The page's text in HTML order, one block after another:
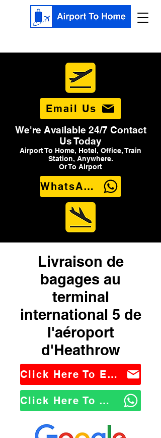
Email Us
We're Available 24/7 Contact
Us Today
Airport To Home, Hotel, Office, Train
Station, Anywhere.
Or To Airport
WhatsApp Us
Livraison de
bagages au
terminal
international 5 de
l'aéroport
d'Heathrow
Click Here To Email Us
Click Here To WhatsApp Us